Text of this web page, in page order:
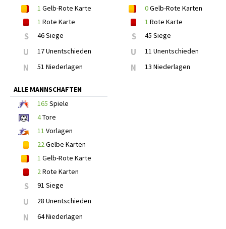
1 Gelb-Rote Karte
1 Rote Karte
S 46 Siege
U 17 Unentschieden
N 51 Niederlagen
0Gelb-Rote Karten
1 Rote Karte
S 45 Siege
U 11 Unentschieden
N 13 Niederlagen
ALLE MANNSCHAFTEN
165 Spiele
4Tore
11 Vorlagen
22Gelbe Karten
1 Gelb-Rote Karte
2Rote Karten
S 91 Siege
U 28 Unentschieden
N 64 Niederlagen